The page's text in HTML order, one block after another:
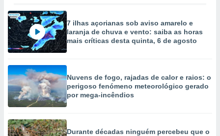
7 ilhas açorianas sob aviso amarelo e
laranja de chuva e vento: saiba as horas
mais críticas desta quinta, 6 de agosto
Nuvens de fogo, rajadas de calor e raios: o
perigoso fenómeno meteorológico gerado
por mega-incêndios
Durante décadas ninguém percebeu que o